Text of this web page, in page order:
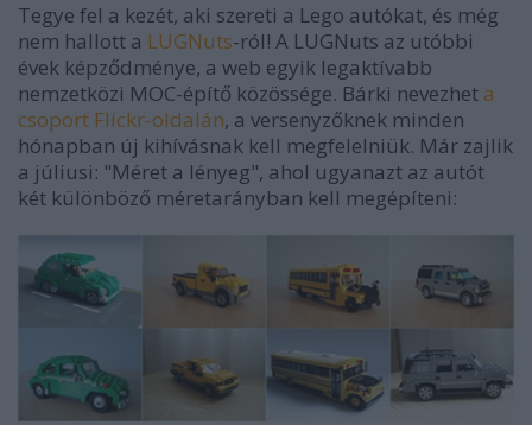
Tegye fel a kezét, aki szereti a Lego autókat, és még
nem hallott a LUGNuts-ról! A LUGNuts az utóbbi
évek képződménye, a web egyik legaktívabb
nemzetközi MOC-építő közössége. Bárki nevezhet a
csoport Flickr-oldalán, a versenyzőknek minden
hónapban új kihívásnak kell megfelelniük. Már zajlik
a júliusi: "Méret a lényeg", ahol ugyanazt az autót
két különböző méretarányban kell megépíteni: